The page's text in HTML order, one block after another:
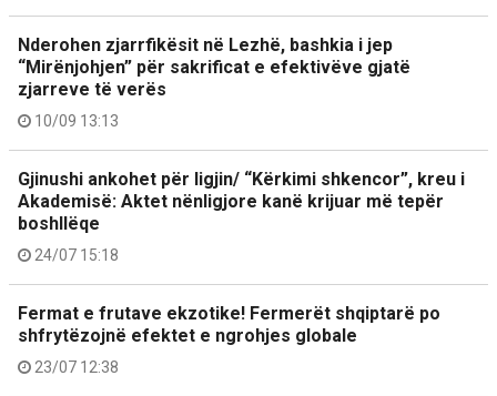
Nderohen zjarrfikësit në Lezhë, bashkia i jep
“Mirënjohjen” për sakrificat e efektivëve gjatë
zjarreve të verës
10/09 13:13
Gjinushi ankohet për ligjin/ “Kërkimi shkencor”, kreu i
Akademisë: Aktet nënligjore kanë krijuar më tepër
boshllëqe
24/07 15:18
Fermat e frutave ekzotike! Fermerët shqiptarë po
shfrytëzojnë efektet e ngrohjes globale
23/07 12:38